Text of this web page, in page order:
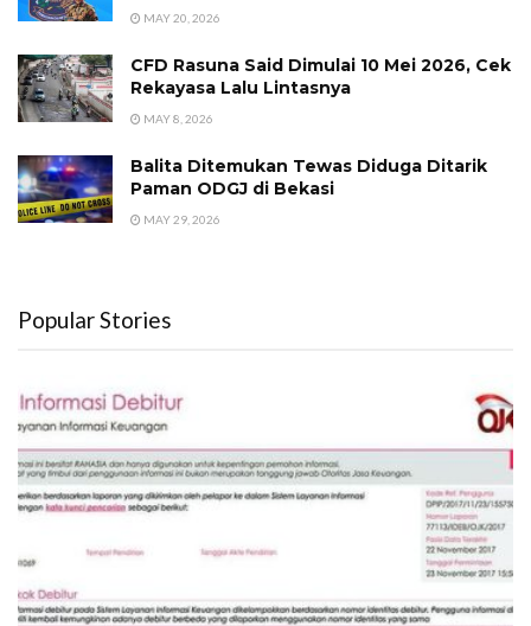
MAY 20, 2026
CFD Rasuna Said Dimulai 10 Mei 2026, Cek
Rekayasa Lalu Lintasnya
MAY 8, 2026
Balita Ditemukan Tewas Diduga Ditarik
Paman ODGJ di Bekasi
MAY 29, 2026
Popular Stories